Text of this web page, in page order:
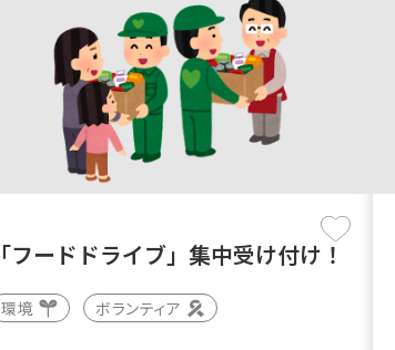
「フードドライブ」集中受け付け！
環境 ボランティア